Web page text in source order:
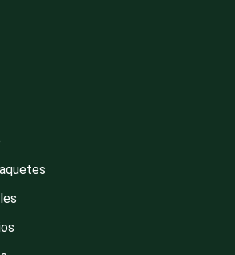
de aire